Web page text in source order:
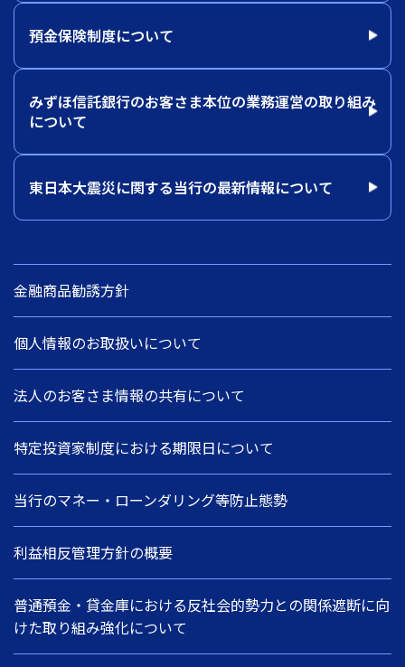
預金保険制度について
みずほ信託銀行のお客さま本位の業務運営の取り組み
について
東日本大震災に関する当行の最新情報について
金融商品勧誘方針
個人情報のお取扱いについて
法人のお客さま情報の共有について
特定投資家制度における期限日について
当行のマネー・ローンダリング等防止態勢
利益相反管理方針の概要
普通預金・貸金庫における反社会的勢力との関係遮断に向
けた取り組み強化について